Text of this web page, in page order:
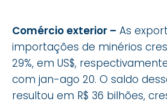
Comércio exterior – As
importações de minérios
29%, em US$,
com jan-ago 20. O saldo
resultou em R$ 36 bilhões,